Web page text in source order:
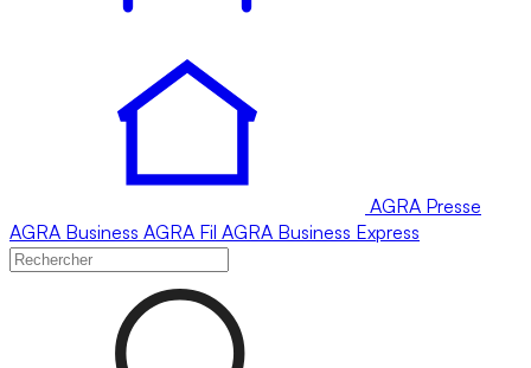
AGRA Presse
AGRA Business AGRA Fil AGRA Business Express